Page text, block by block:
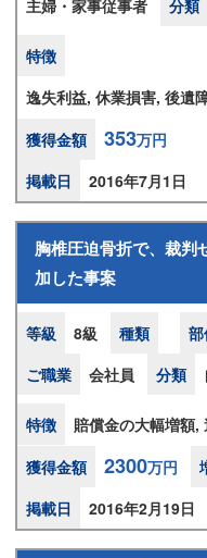
主婦・家事従事者 分類
特徴
逸失利益, 休業損害, 後遺
獲得金額
353万円
掲載日
2016年7月1日
胸椎圧迫骨折で、裁判
加した事案
等級 8級 種類
ご職業
会社員 分類
特徴
賠償金の大幅増額,
獲得金額
2300万円
掲載日
2016年2月19日